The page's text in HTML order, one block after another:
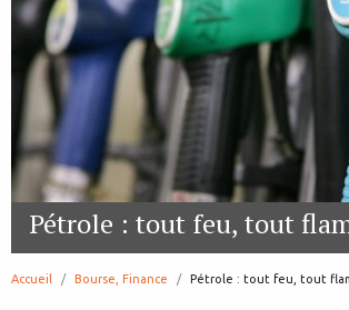
Pétrole : tout feu, tout
Accueil Bourse, Finance page:
Pétrole : tout feu, tout